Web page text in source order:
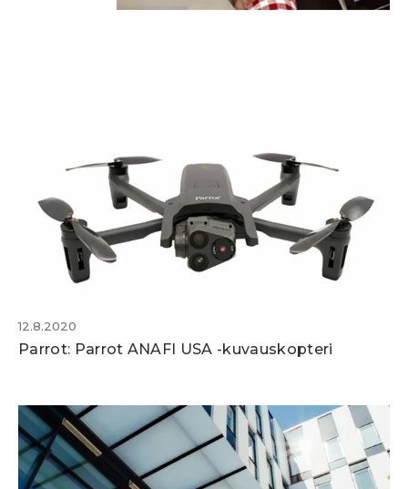
12.8.2020
Parrot: Parrot ANAFI USA -kuvauskopteri